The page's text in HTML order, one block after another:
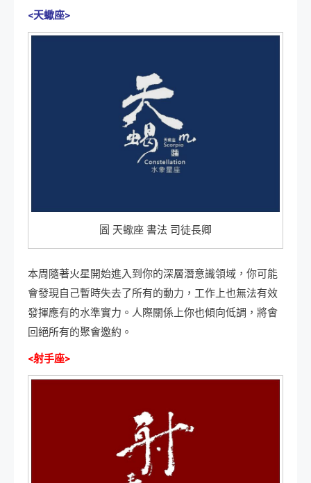
<天蠍座>
圖 天蠍座 書法 司徒長卿
本周隨著火星開始進入到你的深層潛意識領域，你可能
會發現自己暫時失去了所有的動力，工作上也無法有效
發揮應有的水準實力。人際關係上你也傾向低調，將會
回絕所有的聚會邀約。
<射手座>